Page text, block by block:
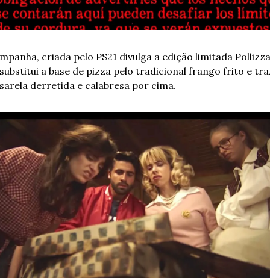
criada pelo PS21 divulga a edição limitada
a base de pizza pelo tradicional frango frito e
derretida e calabresa por cima.